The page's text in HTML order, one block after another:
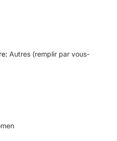
: Autres (remplir par vous-